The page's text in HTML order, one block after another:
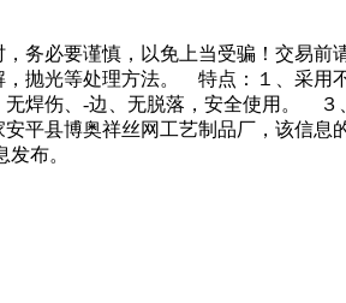
务必要谨慎，以免上当受骗！交易
抛光等处理方法。 特点：１、采
无焊伤、-边、无脱落，安全使用。
平县博奥祥丝网工艺制品厂，该信
布。